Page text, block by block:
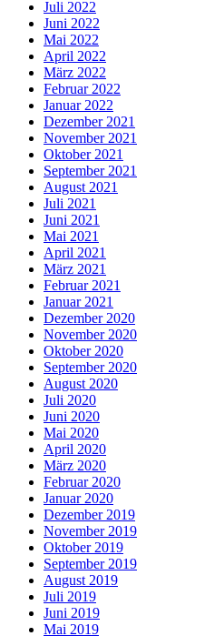
Juli 2022
Juni 2022
Mai 2022
April 2022
März 2022
Februar 2022
Januar 2022
Dezember 2021
November 2021
Oktober 2021
September 2021
August 2021
Juli 2021
Juni 2021
Mai 2021
April 2021
März 2021
Februar 2021
Januar 2021
Dezember 2020
November 2020
Oktober 2020
September 2020
August 2020
Juli 2020
Juni 2020
Mai 2020
April 2020
März 2020
Februar 2020
Januar 2020
Dezember 2019
November 2019
Oktober 2019
September 2019
August 2019
Juli 2019
Juni 2019
Mai 2019